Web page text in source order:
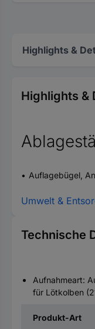
Highlights &
Highlights &
Auflagebügel,
Umwelt &
Technische
Aufnahmeart:
für Lötkolben
Produkt-Art